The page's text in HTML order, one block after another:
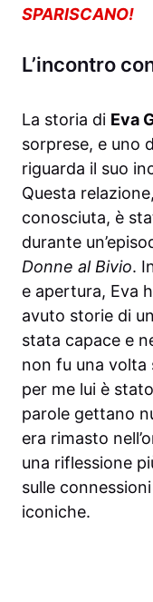
SPARISCANO!
L’incontro
La storia di Eva
sorprese, e uno
riguarda il suo
Questa
conosciuta, è
durante
Donne al Bivio.
e apertura, Eva
avuto storie di
stata capace e
non fu una volta
per me lui è
parole gettano
era rimasto
una riflessione
sulle
iconiche.